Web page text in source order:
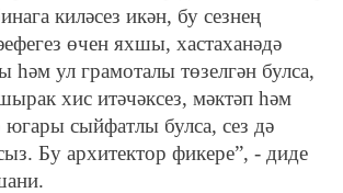
киләсез икән, бу сезнең
өчен яхшы, хастаханәдә
һәм ул грамоталы төзелгән булса,
хис итәчәксез, мәктәп һәм
югары сыйфатлы булса, сез дә
Бу архитектор фикере”, - диде